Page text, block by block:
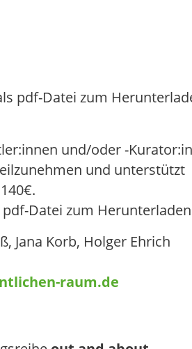
pdf-Datei zum
und/oder -
und unterstützt
pdf-Datei zum
Jana Korb, Holger Ehrich
raum.de